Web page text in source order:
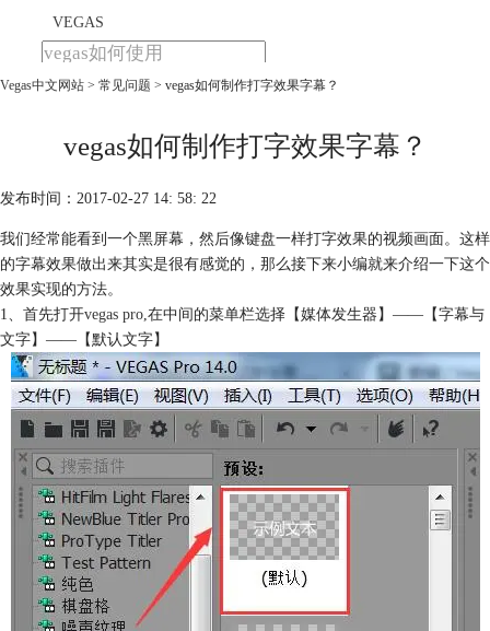
VEGAS
首页
购买
Vegas中文网站 > 常见问题 > vegas如何制作打字效果字幕？
vegas如何制作打字效果字幕？
发布时间：2017-02-27 14: 58: 22
我们经常能看到一个黑屏幕，然后像键盘一样打字效果的视频画面。这样
的字幕效果做出来其实是很有感觉的，那么接下来小编就来介绍一下这个
效果实现的方法。
1、首先打开vegas pro ,在中间的菜单栏选择【媒体发生器】——【字幕与
文字】——【默认文字】